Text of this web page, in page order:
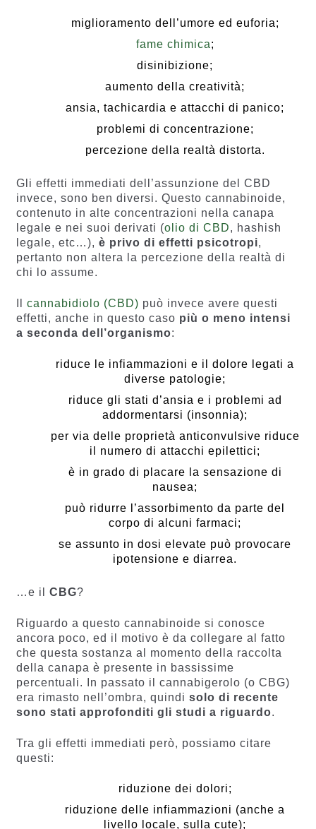
miglioramento dell’umore ed euforia;
fame chimica;
disinibizione;
aumento della creatività;
ansia, tachicardia e attacchi di panico;
problemi di concentrazione;
percezione della realtà distorta.
Gli effetti immediati dell’assunzione del CBD
invece, sono ben diversi. Questo cannabinoide,
contenuto in alte concentrazioni nella canapa
legale e nei suoi derivati (olio di CBD, hashish
legale, etc…), è privo di effetti psicotropi,
pertanto non altera la percezione della realtà di
chi lo assume.
cannabidiolo (CBD) può invece avere questi
effetti, anche in questo caso più o meno intensi
a seconda dell’organismo:
riduce le infiammazioni e il dolore legati a
diverse patologie;
riduce gli stati d’ansia e i problemi ad
addormentarsi (insonnia);
per via delle proprietà anticonvulsive riduce
il numero di attacchi epilettici;
è in grado di placare la sensazione di
nausea;
può ridurre l’assorbimento da parte del
corpo di alcuni farmaci;
se assunto in dosi elevate può provocare
ipotensione e diarrea.
…e il CBG?
Riguardo a questo cannabinoide si conosce
ancora poco, ed il motivo è da collegare al fatto
che questa sostanza al momento della raccolta
della canapa è presente in bassissime
percentuali. In passato il cannabigerolo (o CBG)
era rimasto nell’ombra, quindi solo di recente
sono stati approfonditi gli studi a riguardo.
Tra gli effetti immediati però, possiamo citare
questi:
riduzione dei dolori;
riduzione delle infiammazioni (anche a
livello locale, sulla cute);